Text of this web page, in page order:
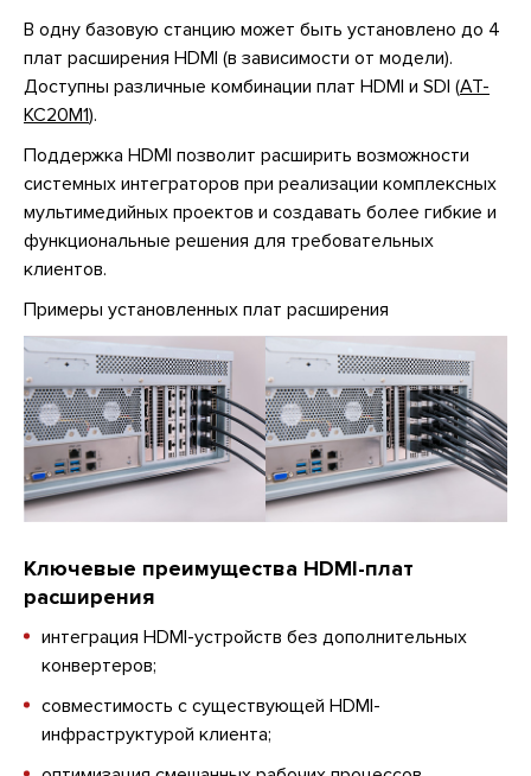
В одну базовую станцию может быть установлено до 4
плат расширения HDMI (в зависимости от модели).
Доступны различные комбинации плат HDMI и SDI (AT-
KC20M1).
Поддержка HDMI позволит расширить возможности
системных интеграторов при реализации комплексных
мультимедийных проектов и создавать более гибкие и
функциональные решения для требовательных
клиентов.
Примеры установленных плат расширения
Ключевые преимущества HDMI-плат
расширения
интеграция HDMI-устройств без дополнительных
конвертеров;
совместимость с существующей HDMI-
инфраструктурой клиента;